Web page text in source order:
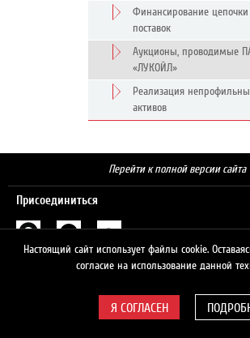
Финансирование цепочки
поставок
Аукционы, проводимые
«ЛУКОЙЛ»
Реализация
активов
Перейти к полной версии сайта
Присоединиться
Настоящий сайт использует файлы cookie.
согласие на использование данной